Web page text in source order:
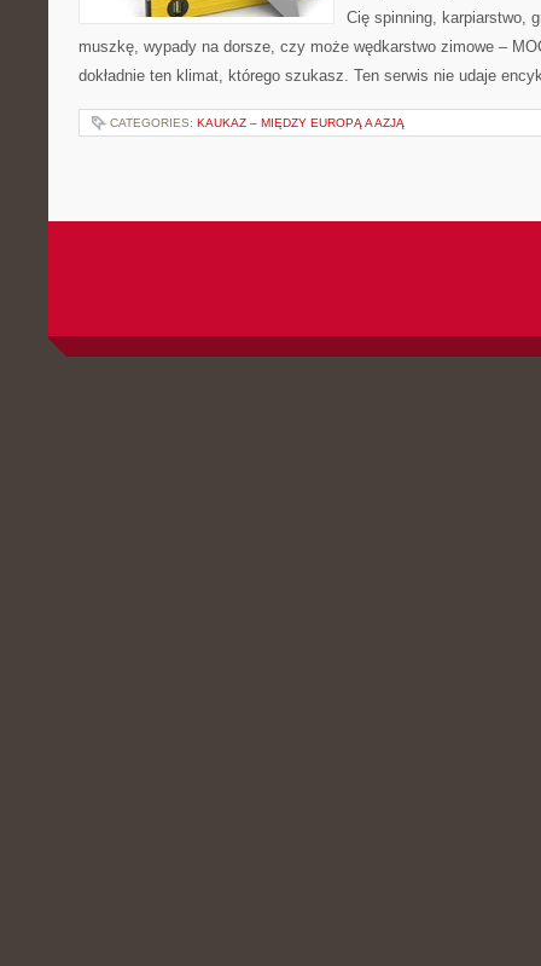
Cię spinning, karpiarstwo,
muszkę, wypady na dorsze, czy może wędkarstwo zimowe –
dokładnie ten klimat, którego szukasz. Ten serwis nie udaje
CATEGORIES: KAUKAZ – MIĘDZY EUROPĄ A AZJĄ